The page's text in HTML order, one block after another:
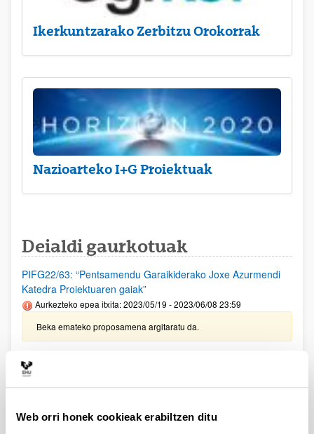
Web orri honek cookieak erabiltzen ditu
Ikerkuntzarako Zerbitzu Orokorrak
Nazioarteko I+G Proiektuak
Deialdi gaurkotuak
PIFG22/63: “Pentsamendu Garaikiderako Joxe Azurmendi
Katedra Proiektuaren gaiak”
Aurkezteko epea itxita: 2023/05/19 - 2023/06/08 23:59
Beka emateko proposamena argitaratu da.
UPV/EHUko IKERTALDEETARAKO LAGUNTZEN DEIALDIA
(2022)
Aurkezteko epea itxita: 2022/11/18 - 2022/12/19 23:59
2023/06/28 - Emandako eta ezetsitako laguntzen behin-betiko
ebazpena argitaratu egin da